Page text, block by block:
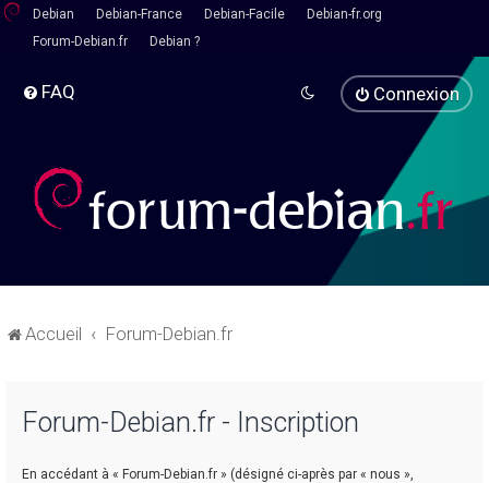
Debian Debian-France Debian-Facile
Debian-fr.org
Forum-Debian.fr
Debian ?
FAQ Connexion
Accueil Forum-Debian.fr
Forum-Debian.fr - Inscription
En accédant à « Forum-Debian.fr » (désigné ci-après par « nous »,